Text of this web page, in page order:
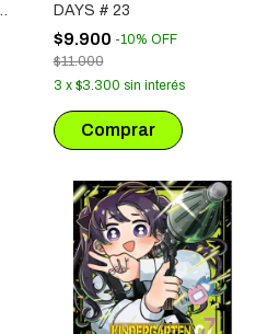
DAYS # 23
$9.900 -10% OFF
$11.000
3 x $3.300 sin interés